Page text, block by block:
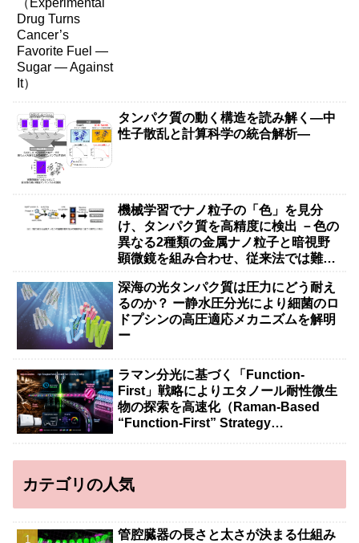
タンパク質の動く構造を読み解く―中
性子散乱と計算科学の統合解析―
機械学習でナノ粒子の「色」を見分
け、タンパク質を高精度に検出 －色の
異なる2種類の金属ナノ粒子と暗視野
顕微鏡を組み合わせ、従来法では難し
子の検出を実現－
深海の光タンパク質は圧力にどう耐え
るのか？ ー静水圧分光により細菌のロ
ドプシンの高圧適応メカニズムを解明
ー
ラマン分光に基づく「Function-
First」戦略によりエタノール耐性微生
物の探索を高速化（Raman-Based
“Function-First” Strategy
カテゴリの人気
管腔臓器の長さと太さが決まる仕組み